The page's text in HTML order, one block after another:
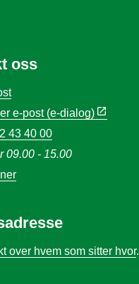
oss
e-post (e-dialog)
43 40 00
09.00 - 15.00
over hvem som sitter hvor.